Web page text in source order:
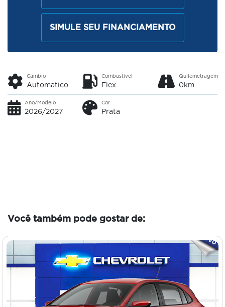
SIMULE SEU FINANCIAMENTO
Câmbio
Automatico
Combustível
Flex
Quilometragem
0km
Ano/Modelo
2026/2027
Cor
Prata
Você também pode gostar de: